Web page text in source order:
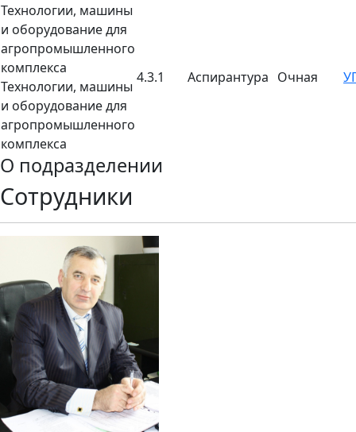
Технологии, машины
и оборудование для
агропромышленного
комплекса
Технологии, машины
и оборудование для
агропромышленного
комплекса
4.3.1 Аспирантура Очная
О подразделении
Сотрудники